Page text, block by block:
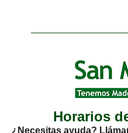
Horarios
¿Necesitas ayuda?